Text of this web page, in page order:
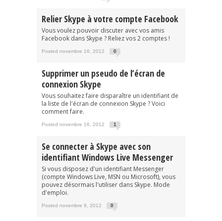
Relier Skype à votre compte Facebook
Vous voulez pouvoir discuter avec vos amis
Facebook dans Skype ? Reliez vos 2 comptes !
Posted novembre 16, 2012 0
Supprimer un pseudo de l’écran de
connexion Skype
Vous souhaitez faire disparaître un identifiant de
la liste de l'écran de connexion Skype ? Voici
comment faire.
Posted novembre 16, 2012 1
Se connecter à Skype avec son
identifiant Windows Live Messenger
Si vous disposez d'un identifiant Messenger
(compte Windows Live, MSN ou Microsoft), vous
pouvez désormais l'utiliser dans Skype. Mode
d'emploi.
Posted novembre 9, 2012 0